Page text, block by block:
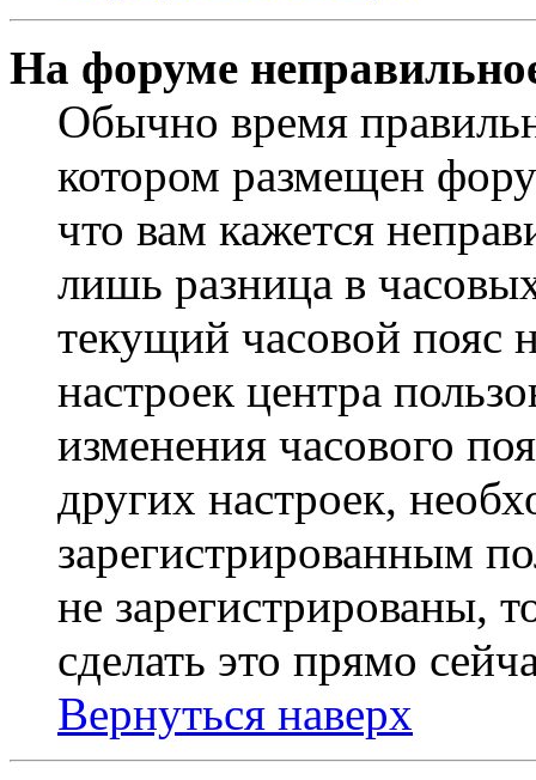
На форуме
Обычно время
котором размещен
что вам кажется
лишь разница в
текущий часовой пояс
настроек центра
изменения часового
других настроек,
зарегистрированным
не зарегистрированы,
сделать это прямо
Вернуться наверх